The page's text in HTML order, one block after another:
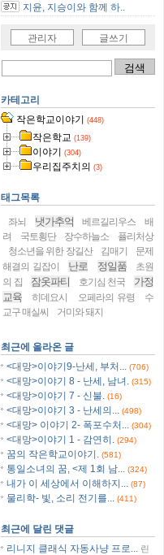
지윤, 지승이와 함께 하..
관리자 글쓰기
카테고리
작은학교이야기 (448)
작은학교 (139)
이야기 (304)
우리집주치의 (3)
태그목록
좌뇌 냇가추억 베르길리우스
배
려
국토횡단 장수하늘소
퓰리처상
청소년을 위한 장길산
김매기
문제
해결의 길잡이
난로 정일품
초원
의 집
잠옷파티 호기심 천국
가정
교육
히데요시 오페라의 유령
수
교구 매실씨
거미와 돼지
최근에 올라온 글
<대망>이야기9-난세, 부처...
(706)
<대망>이야기 8 - 난세, 남녀. (315)
<대망>이야기 7 - 신불. (16)
<대망>이야기 3 - 난세의... (498)
<대망> 이야기 2- 폭포수처... (304)
<대망>이야기 1 - 감연히. (294)
꿈의 작은학교이야기. (581)
통일소녀의 꿈, <제 1회 남... (324)
내가 이 세상에서 이해하지... (87)
물리학- 빛, 소리 전기를... (411)
최근에 달린 댓글
리니지 클래식 자동사냥 프로...
린